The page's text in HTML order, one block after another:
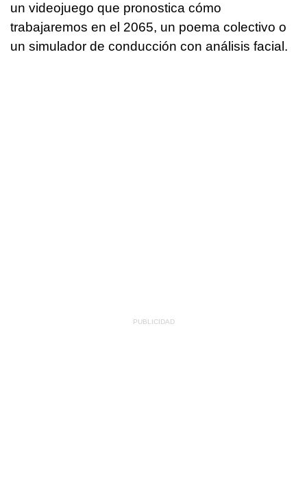
un videojuego que pronostica cómo
trabajaremos en el 2065, un poema colectivo o
un simulador de conducción con análisis facial.